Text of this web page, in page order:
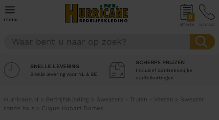
menu 0
offerte contact
SNELLE LEVERING
Snelle levering voor NL & BE
SCHERPE PRIJZEN
Inclusief aantrekkelijke
staffelkortingen
Hurricane.nl > Bedrijfskleding > Sweaters - Truien - Vesten > Sweater
ronde hals > Clique Hobart Dames